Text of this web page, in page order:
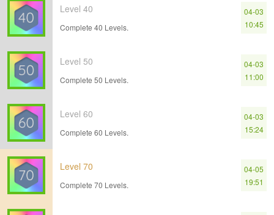
Level 40
Complete 40 Levels.
04-03
10:45
Level 50
Complete 50 Levels.
04-03
11:00
Level 60
Complete 60 Levels.
04-03
15:24
Level 70
Complete 70 Levels.
04-05
19:51